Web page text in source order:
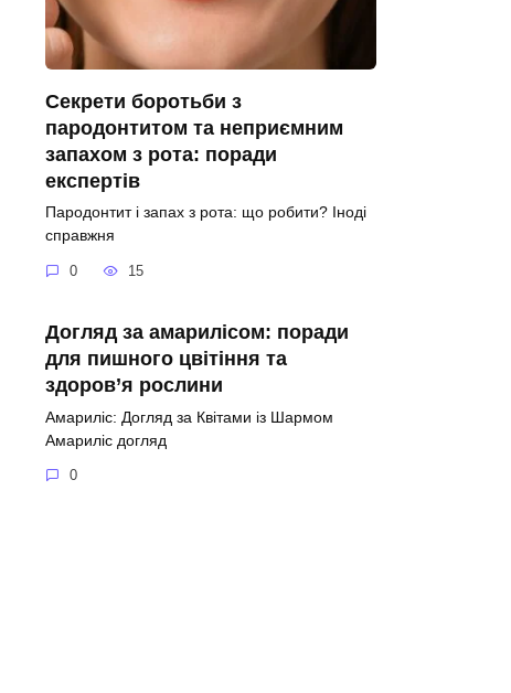
Секрети боротьби з
пародонтитом та неприємним
запахом з рота: поради
експертів
Пародонтит і запах з рота: що робити? Іноді
справжня
0 15
Догляд за амарилісом: поради
для пишного цвітіння та
здоров’я рослини
Амариліс: Догляд за Квітами із Шармом
Амариліс догляд
0